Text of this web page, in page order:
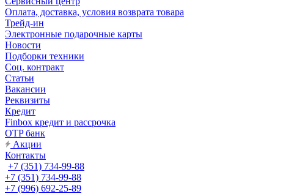
Оплата, доставка, условия возврата товара
Трейд-ин
Электронные подарочные карты
Новости
Подборки техники
Соц. контракт
Статьи
Вакансии
Реквизиты
Кредит
Finbox кредит и рассрочка
OTP банк
Акции
Контакты
+7 (351) 734-99-88
+7 (351) 734-99-88
+7 (996) 692-25-89